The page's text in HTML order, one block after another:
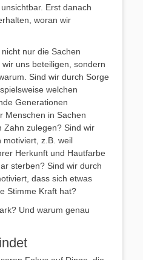
Erst danach
woran wir
nur die Sachen
uns beteiligen, sondern
Sind wir durch Sorge
welchen
Generationen
Menschen in Sachen
Zahn zulegen? Sind wir
motiviert, z.B. weil
Herkunft und Hautfarbe
sterben? Sind wir durch
dass sich etwas
Stimme Kraft hat?
Und warum genau